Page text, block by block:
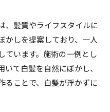
、髪質やライフスタイルに
かしを提案しており、一人
ています。施術の一例とし
て白髪を自然にぼかし、
ることで、白髪が浮かずに